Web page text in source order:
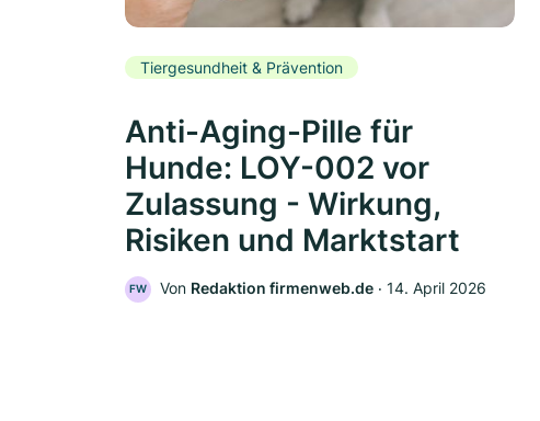
Tiergesundheit & Prävention
Anti-Aging-Pille für
Hunde: LOY-002 vor
Zulassung - Wirkung,
Risiken und Marktstart
FW Von Redaktion firmenweb.de ‧ 14. April 2026